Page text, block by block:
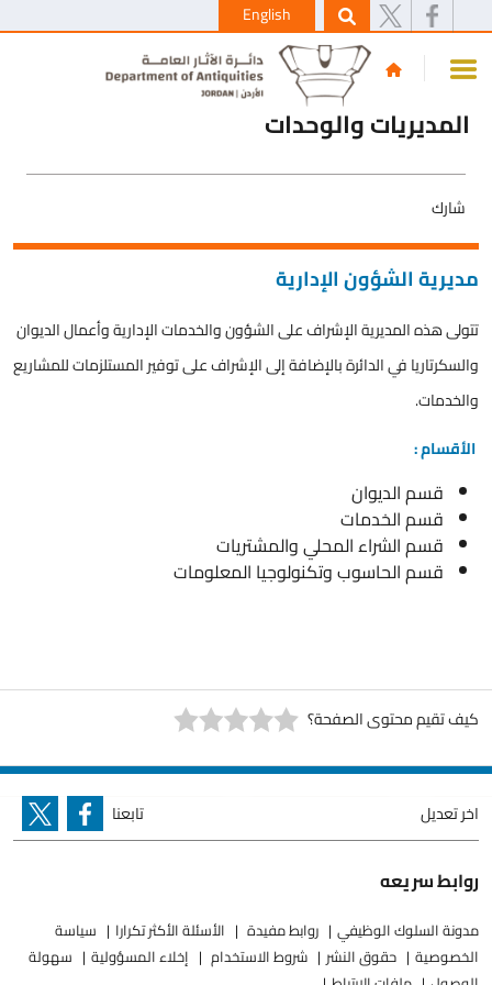
English
المديريات والوحدات
شارك
مديرية الشؤون الإدارية
تتولى هذه المديرية الإشراف على الشؤون والخدمات الإدارية وأعمال الديوان
والسكرتاريا في الدائرة بالإضافة إلى الإشراف على توفير المستلزمات للمشاريع
والخدمات.
الأقسام :
قسم الديوان
قسم الخدمات
قسم الشراء المحلي والمشتريات
قسم الحاسوب وتكنولوجيا المعلومات
كيف تقيم محتوى الصفحة؟
اخر تعديل تابعنا
روابط سريعه
مدونة السلوك الوظيفي روابط مفيدة الأسئلة الأكثر تكرارا
سياسة
الخصوصية
حقوق النشر شروط الاستخدام إخلاء المسؤولية
سهولة